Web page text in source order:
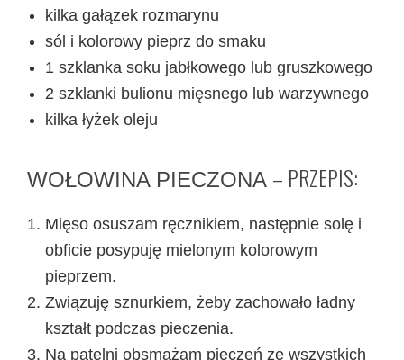
kilka gałązek rozmarynu
sól i kolorowy pieprz do smaku
1 szklanka soku jabłkowego lub gruszkowego
2 szklanki bulionu mięsnego lub warzywnego
kilka łyżek oleju
WOŁOWINA PIECZONA – PRZEPIS:
Mięso osuszam ręcznikiem, następnie solę i
obficie posypuję mielonym kolorowym
pieprzem.
Związuję sznurkiem, żeby zachowało ładny
kształt podczas pieczenia.
Na patelni obsmażam pieczeń ze wszystkich